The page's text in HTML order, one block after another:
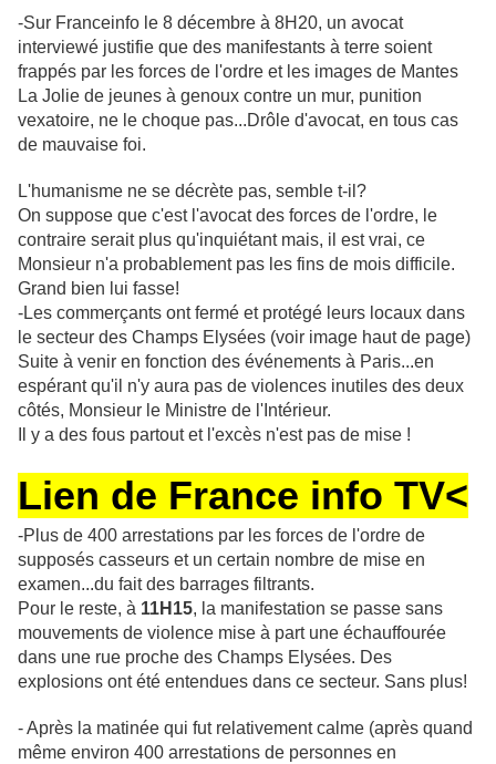
-Sur Franceinfo le 8 décembre à 8H20, un avocat
interviewé justifie que des manifestants à terre soient
frappés par les forces de l'ordre et les images de Mantes
La Jolie de jeunes à genoux contre un mur, punition
vexatoire, ne le choque pas...Drôle d'avocat, en tous cas
de mauvaise foi.
L'humanisme ne se décrète pas, semble t-il?
On suppose que c'est l'avocat des forces de l'ordre, le
contraire serait plus qu'inquiétant mais, il est vrai, ce
Monsieur n'a probablement pas les fins de mois difficile.
Grand bien lui fasse!
-Les commerçants ont fermé et protégé leurs locaux dans
le secteur des Champs Elysées (voir image haut de page)
Suite à venir en fonction des événements à Paris...en
espérant qu'il n'y aura pas de violences inutiles des deux
côtés, Monsieur le Ministre de l'Intérieur.
Il y a des fous partout et l'excès n'est pas de mise !
Lien de France info TV<
-Plus de 400 arrestations par les forces de l'ordre de
supposés casseurs et un certain nombre de mise en
examen...du fait des barrages filtrants.
Pour le reste, à 11H15, la manifestation se passe sans
mouvements de violence mise à part une échauffourée
dans une rue proche des Champs Elysées. Des
explosions ont été entendues dans ce secteur. Sans plus!
- Après la matinée qui fut relativement calme (après quand
même environ 400 arrestations de personnes en